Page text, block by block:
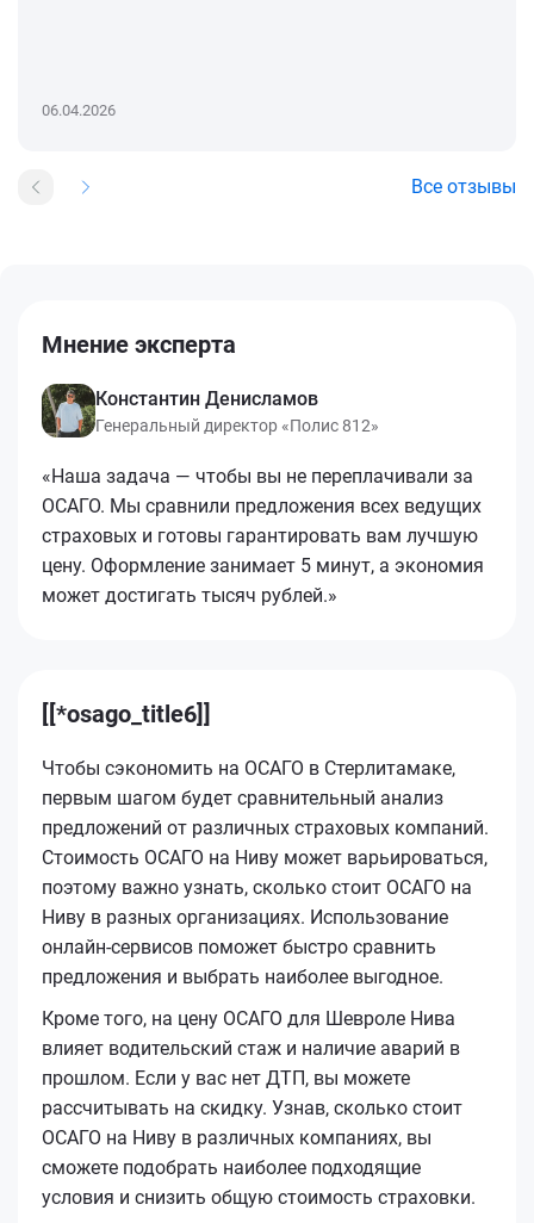
06.04.2026
Все отзывы
Мнение эксперта
Константин Денисламов
Генеральный директор «Полис 812»
«Наша задача — чтобы вы не переплачивали за
ОСАГО. Мы сравнили предложения всех ведущих
страховых и готовы гарантировать вам лучшую
цену. Оформление занимает 5 минут, а экономия
может достигать тысяч рублей.»
[[*osago_title6]]
Чтобы сэкономить на ОСАГО в Стерлитамаке,
первым шагом будет сравнительный анализ
предложений от различных страховых компаний.
Стоимость ОСАГО на Ниву может варьироваться,
поэтому важно узнать, сколько стоит ОСАГО на
Ниву в разных организациях. Использование
онлайн-сервисов поможет быстро сравнить
предложения и выбрать наиболее выгодное.
Кроме того, на цену ОСАГО для Шевроле Нива
влияет водительский стаж и наличие аварий в
прошлом. Если у вас нет ДТП, вы можете
рассчитывать на скидку. Узнав, сколько стоит
ОСАГО на Ниву в различных компаниях, вы
сможете подобрать наиболее подходящие
условия и снизить общую стоимость страховки.